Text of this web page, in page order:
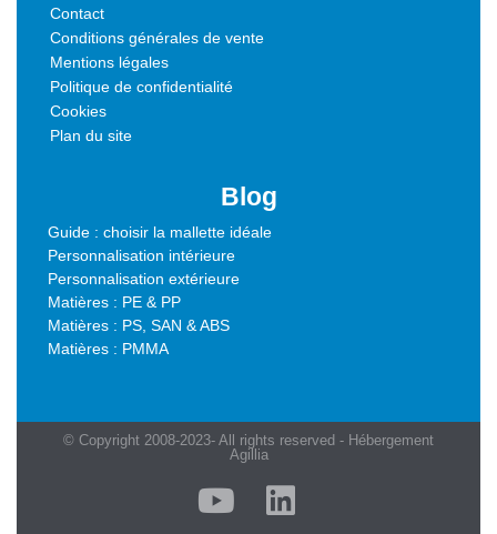
Contact
Conditions générales de vente
Mentions légales
Politique de confidentialité
Cookies
Plan du site
Blog
Guide : choisir la mallette idéale
Personnalisation intérieure
Personnalisation extérieure
Matières : PE & PP
Matières : PS, SAN & ABS
Matières : PMMA
© Copyright 2008-2023- All rights reserved - Hébergement
Agillia